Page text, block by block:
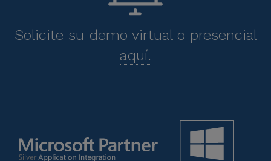
Solicite su demo virtual o presencial
aquí.